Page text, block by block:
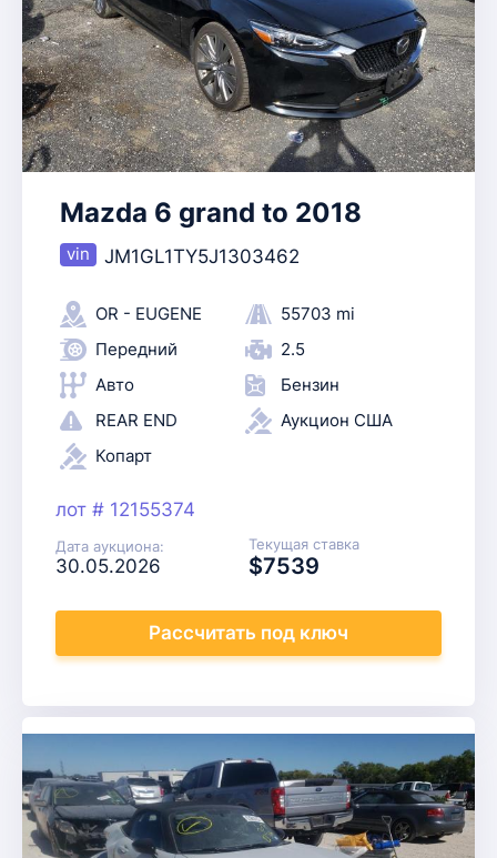
Mazda 6 grand to 2018
JM1GL1TY5J1303462
OR - EUGENE
55703 mi
Передний
2.5
Авто
Бензин
REAR END
Аукцион США
Копарт
лот # 12155374
Дата аукциона:
30.05.2026
Текущая ставка
$7539
Рассчитать под ключ